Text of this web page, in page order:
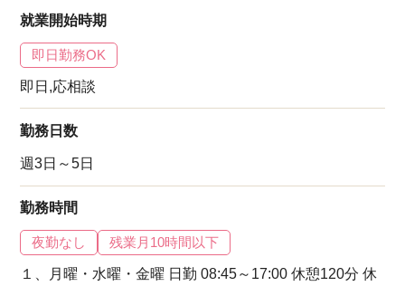
就業開始時期
即日勤務OK
即日,応相談
勤務日数
週3日～5日
勤務時間
夜勤なし 残業月10時間以下
１、月曜・水曜・金曜 日勤 08:45～17:00 休憩120分 休